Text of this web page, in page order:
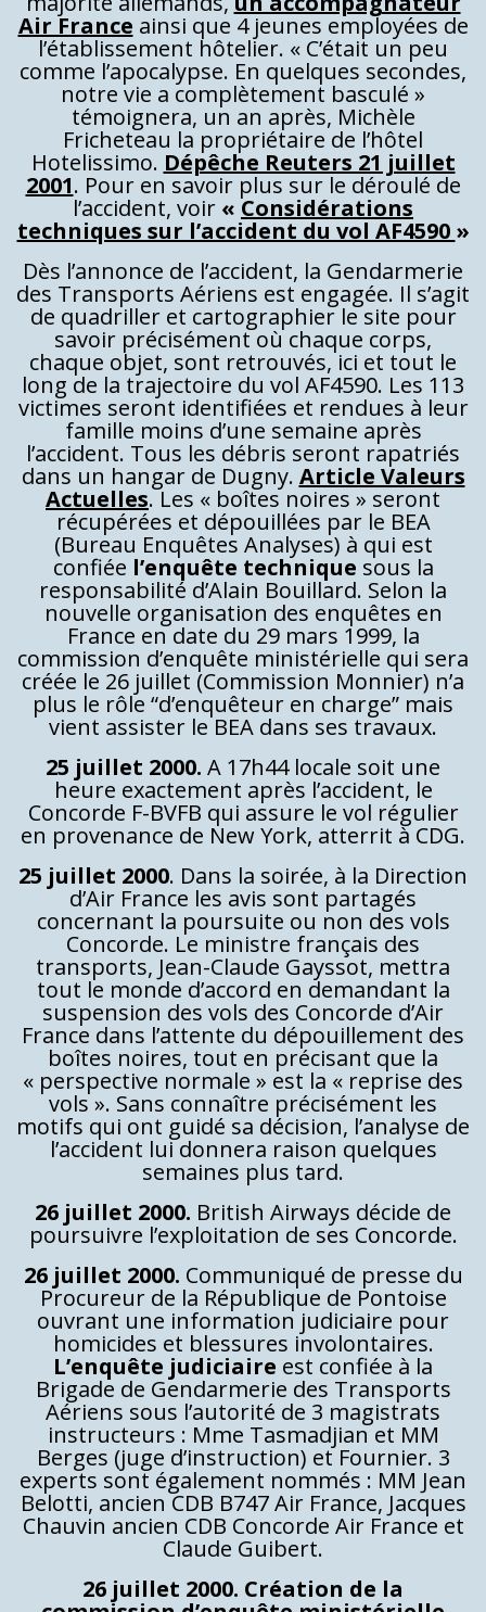
Air France ainsi que 4 jeunes employées de
l’établissement hôtelier. « C’était un peu
comme l’apocalypse. En quelques secondes,
notre vie a complètement basculé »
témoignera, un an après, Michèle
Fricheteau la propriétaire de l’hôtel
Hotelissimo. Dépêche Reuters 21 juillet
2001. Pour en savoir plus sur le déroulé de
l’accident, voir « Considérations
techniques sur l’accident du vol AF4590 »
Dès l’annonce de l’accident, la Gendarmerie
des Transports Aériens est engagée. Il s’agit
de quadriller et cartographier le site pour
savoir précisément où chaque corps,
chaque objet, sont retrouvés, ici et tout le
long de la trajectoire du vol AF4590. Les 113
victimes seront identifiées et rendues à leur
famille moins d’une semaine après
l’accident. Tous les débris seront rapatriés
dans un hangar de Dugny. Article Valeurs
Actuelles. Les « boîtes noires » seront
récupérées et dépouillées par le BEA
(Bureau Enquêtes Analyses) à qui est
confiée l’enquête technique sous la
responsabilité d’Alain Bouillard. Selon la
nouvelle organisation des enquêtes en
France en date du 29 mars 1999, la
commission d’enquête ministérielle qui sera
créée le 26 juillet (Commission Monnier) n’a
plus le rôle “d’enquêteur en charge” mais
vient assister le BEA dans ses travaux.
25 juillet 2000. A 17h44 locale soit une
heure exactement après l’accident, le
Concorde F-BVFB qui assure le vol régulier
en provenance de New York, atterrit à CDG.
25 juillet 2000. Dans la soirée, à la Direction
d’Air France les avis sont partagés
concernant la poursuite ou non des vols
Concorde. Le ministre français des
transports, Jean-Claude Gayssot, mettra
tout le monde d’accord en demandant la
suspension des vols des Concorde d’Air
France dans l’attente du dépouillement des
boîtes noires, tout en précisant que la
« perspective normale » est la « reprise des
vols ». Sans connaître précisément les
motifs qui ont guidé sa décision, l’analyse de
l’accident lui donnera raison quelques
semaines plus tard.
26 juillet 2000. British Airways décide de
poursuivre l’exploitation de ses Concorde.
26 juillet 2000. Communiqué de presse du
Procureur de la République de Pontoise
ouvrant une information judiciaire pour
homicides et blessures involontaires.
L’enquête judiciaire est confiée à la
Brigade de Gendarmerie des Transports
Aériens sous l’autorité de 3 magistrats
instructeurs : Mme Tasmadjian et MM
Berges (juge d’instruction) et Fournier. 3
experts sont également nommés : MM Jean
Belotti, ancien CDB B747 Air France, Jacques
Chauvin ancien CDB Concorde Air France et
Claude Guibert.
26 juillet 2000. Création de la